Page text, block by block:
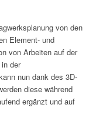
von den
Element- und
von Arbeiten auf der
der
nun dank des 3D-
diese während
ergänzt und auf